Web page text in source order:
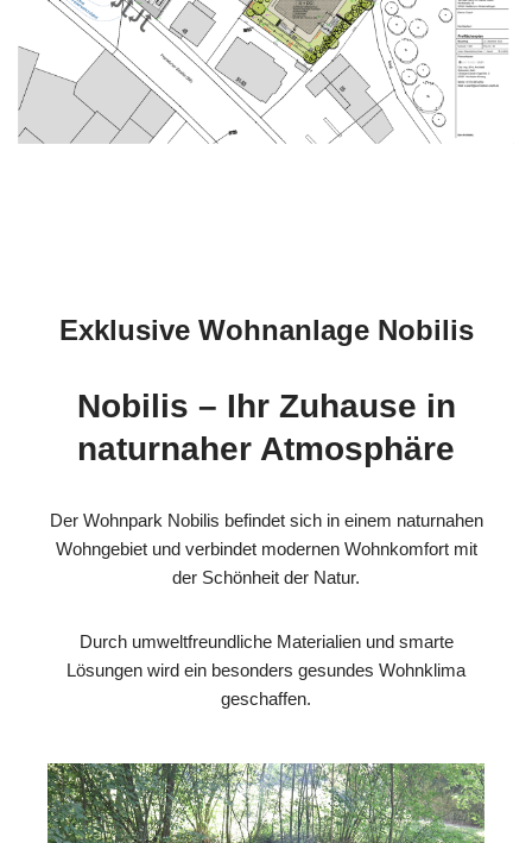
Exklusive Wohnanlage Nobilis
Nobilis – Ihr Zuhause in
naturnaher Atmosphäre
Der Wohnpark Nobilis befindet sich in einem naturnahen
Wohngebiet und verbindet modernen Wohnkomfort mit
der Schönheit der Natur.
Durch umweltfreundliche Materialien und smarte
Lösungen wird ein besonders gesundes Wohnklima
geschaffen.